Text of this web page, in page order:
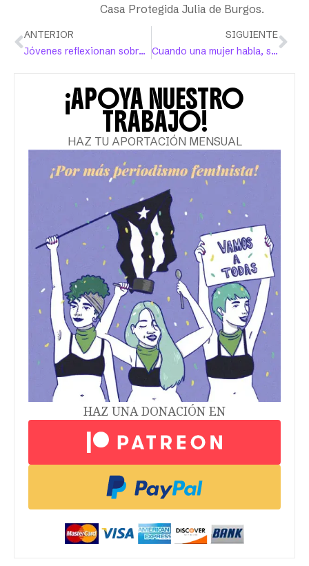
Casa Protegida Julia de Burgos.
ANTERIOR
Jóvenes reflexionan sobre la violencia de género en el país
SIGUIENTE
Cuando una mujer habla, solo toca acompañarla
¡APOYA NUESTRO
TRABAJO!
HAZ TU APORTACIÓN MENSUAL
HAZ UNA DONACIÓN EN